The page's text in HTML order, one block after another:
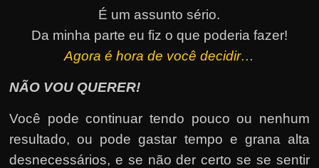
É um assunto sério.
Da minha parte eu fiz o que poderia fazer!
Agora é hora de você decidir…
NÃO VOU QUERER!
Você pode continuar tendo pouco ou nenhum
resultado, ou pode gastar tempo e grana alta
desnecessários, e se não der certo se se sentir